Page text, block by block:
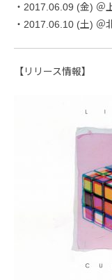
・2017.06.09 (金) ＠
・2017.06.10 (土) ＠
【リリース情報】